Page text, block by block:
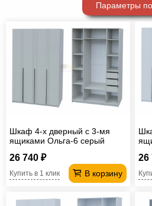
компьютер
для
Мебель
Кресла-
Параметры
Шкаф 4-х дверный с 3-мя
ящиками Ольга-6 серый
26 740 ₽
В корзину
Купить в 1 клик
26